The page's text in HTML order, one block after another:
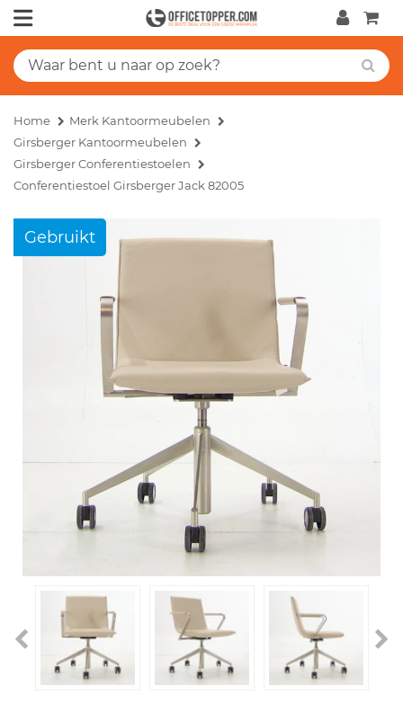
Home
Merk Kantoormeubelen
Girsberger Kantoormeubelen
Girsberger Conferentiestoelen
Conferentiestoel Girsberger Jack 82005
Gebruikt